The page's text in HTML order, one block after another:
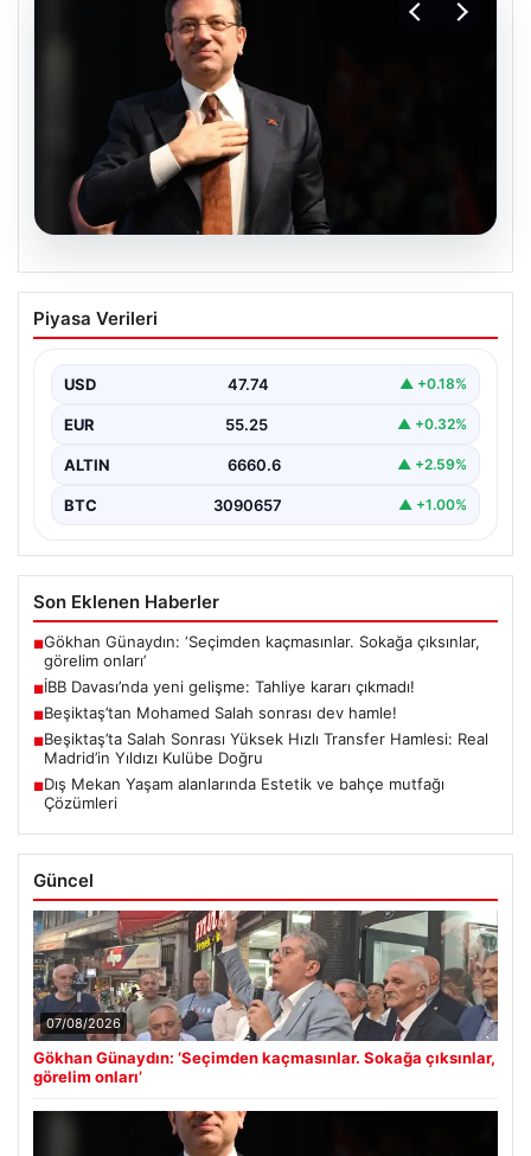
İBB Davası’nda yeni gelişme: Tahliye
kararı çıkmadı!
Piyasa Verileri
USD 47.74 ▲ +0.18%
EUR 55.25 ▲ +0.32%
ALTIN 6660.6 ▲ +2.59%
BTC 3090657 ▲ +1.00%
Son Eklenen Haberler
■Gökhan Günaydın: ‘Seçimden kaçmasınlar. Sokağa çıksınlar,
görelim onları’
■İBB Davası’nda yeni gelişme: Tahliye kararı çıkmadı!
■Beşiktaş’tan Mohamed Salah sonrası dev hamle!
■Beşiktaş’ta Salah Sonrası Yüksek Hızlı Transfer Hamlesi: Real
Madrid’in Yıldızı Kulübe Doğru
■Dış Mekan Yaşam alanlarında Estetik ve bahçe mutfağı
Çözümleri
Güncel
07/08/2026
Gökhan Günaydın: ‘Seçimden kaçmasınlar. Sokağa çıksınlar,
görelim onları’